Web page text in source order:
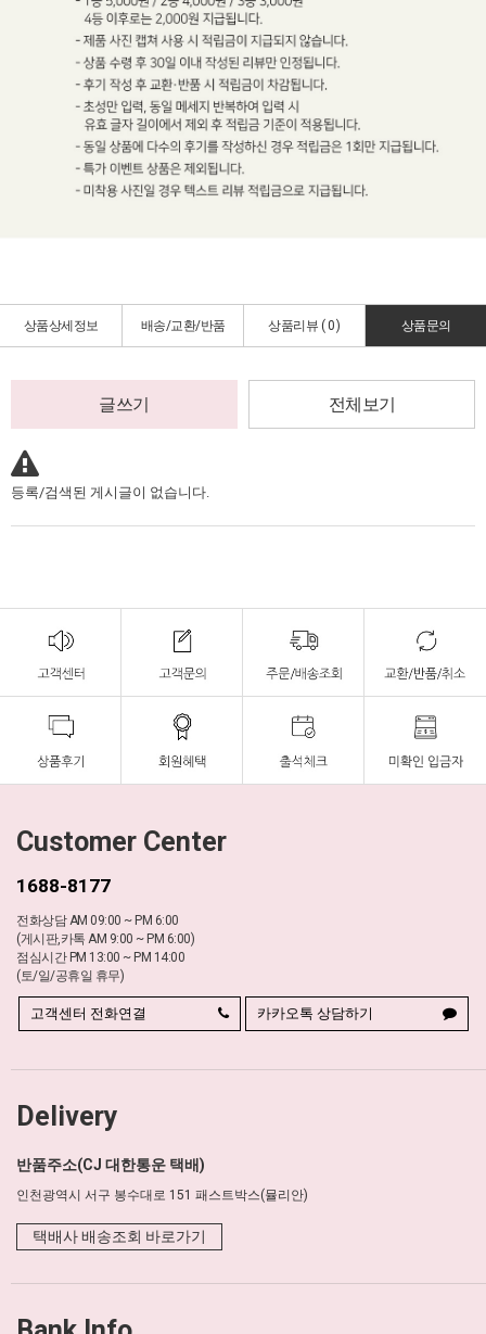
상품상세정보 배송/교환/반품 상품리뷰 (0) 상품문의
글쓰기 전체보기
등록/검색된 게시글이 없습니다.
Customer Center
1688-8177
전화상담 AM 09:00 ~ PM 6:00
(게시판,카톡 AM 9:00 ~ PM 6:00)
점심시간 PM 13:00 ~ PM 14:00
(토/일/공휴일 휴무)
고객센터 전화연결 카카오톡 상담하기
Delivery
반품주소(CJ 대한통운 택배)
인천광역시 서구 봉수대로 151 패스트박스(뮬리안)
택배사 배송조회 바로가기